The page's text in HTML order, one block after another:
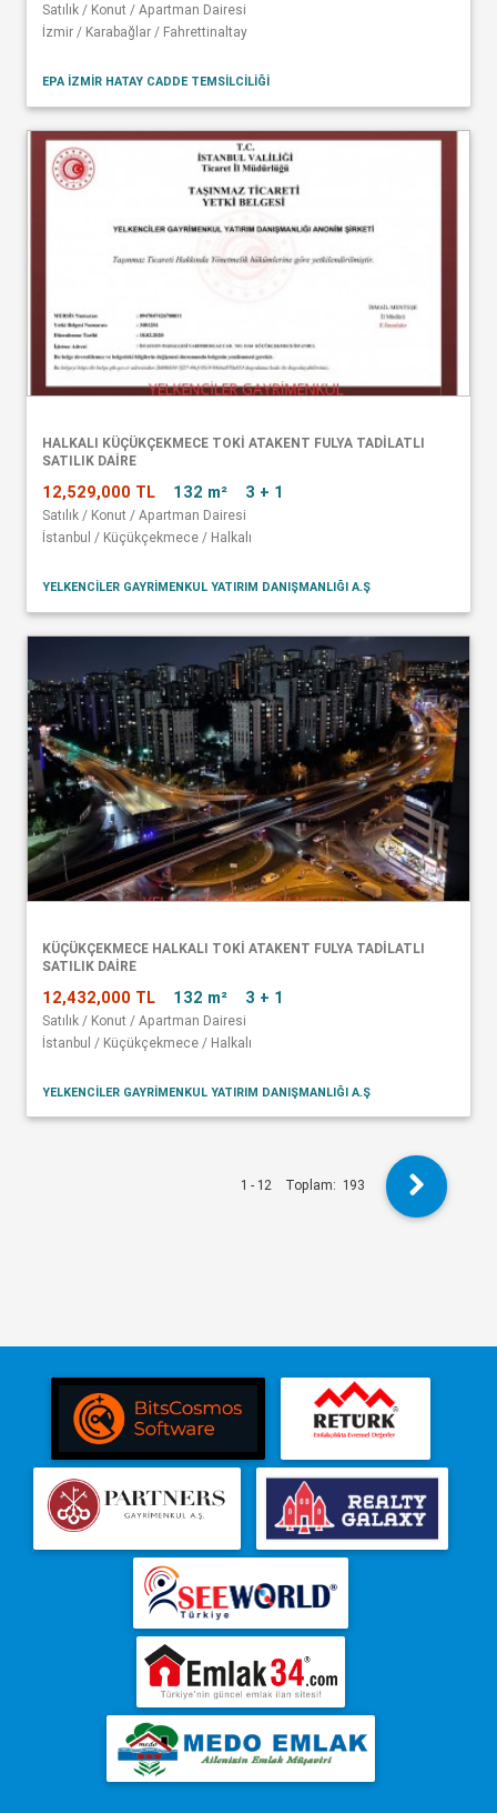
Satılık / Konut / Apartman Dairesi
İzmir / Karabağlar / Fahrettinaltay
EPA İZMİR HATAY CADDE TEMSİLCİLİĞİ
HALKALI KÜÇÜKÇEKMECE TOKİ ATAKENT FULYA TADİLATLI
SATILIK DAİRE
12,529,000 TL 132 m² 3 + 1
Satılık / Konut / Apartman Dairesi
İstanbul / Küçükçekmece / Halkalı
YELKENCİLER GAYRİMENKUL YATIRIM DANIŞMANLIĞI A.Ş
KÜÇÜKÇEKMECE HALKALI TOKİ ATAKENT FULYA TADİLATLI
SATILIK DAİRE
12,432,000 TL 132 m² 3 + 1
Satılık / Konut / Apartman Dairesi
İstanbul / Küçükçekmece / Halkalı
YELKENCİLER GAYRİMENKUL YATIRIM DANIŞMANLIĞI A.Ş
1 - 12 Toplam: 193